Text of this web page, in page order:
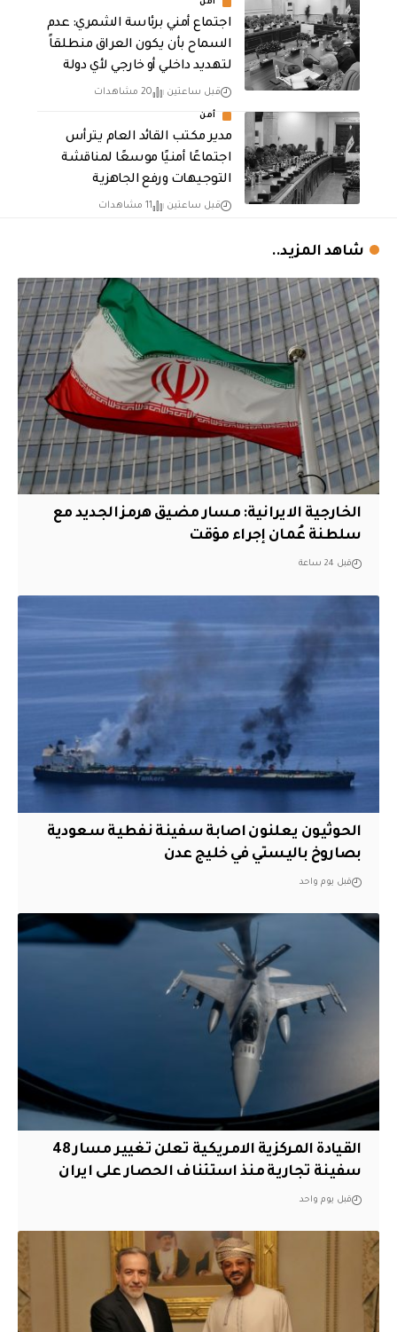
أمن
اجتماع أمني برئاسة الشمري: عدم
السماح بأن يكون العراق منطلقاً
لتهديد داخلي أو خارجي لأي دولة
قبل ساعتين 20 مشاهدات
أمن
مدير مكتب القائد العام يترأس
اجتماعًا أمنيًا موسعًا لمناقشة
التوجيهات ورفع الجاهزية
قبل ساعتين 11 مشاهدات
شاهد المزيد..
الخارجية الايرانية: مسار مضيق هرمز الجديد مع
سلطنة عُمان إجراء مؤقت
قبل 24 ساعة
الحوثيون يعلنون اصابة سفينة نفطية سعودية
بصاروخ باليستي في خليج عدن
قبل يوم واحد
القيادة المركزية الامريكية تعلن تغيير مسار 48
سفينة تجارية منذ استئناف الحصار على ايران
قبل يوم واحد